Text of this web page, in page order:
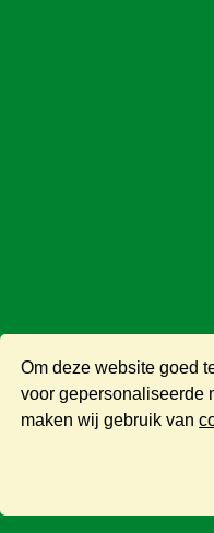
Om deze website goed
voor gepersonaliseerde
maken wij gebruik van